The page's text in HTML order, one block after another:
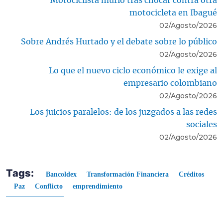
motocicleta en Ibagué
02/Agosto/2026
Sobre Andrés Hurtado y el debate sobre lo público
02/Agosto/2026
Lo que el nuevo ciclo económico le exige al
empresario colombiano
02/Agosto/2026
Los juicios paralelos: de los juzgados a las redes
sociales
02/Agosto/2026
Tags: Bancoldex Transformación Financiera
Créditos
Paz
Conflicto emprendimiento